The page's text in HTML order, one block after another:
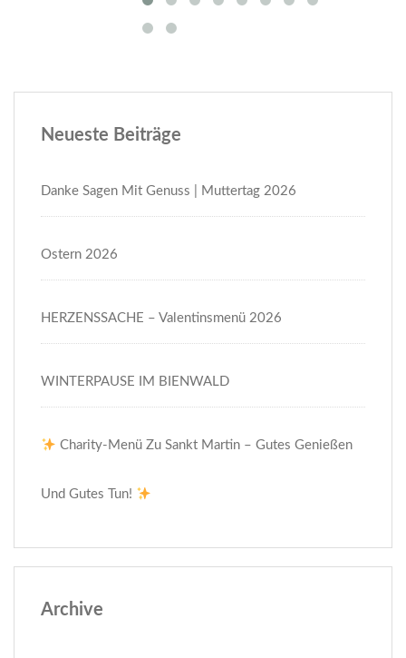
Neueste Beiträge
Danke Sagen Mit Genuss | Muttertag 2026
Ostern 2026
HERZENSSACHE – Valentinsmenü 2026
WINTERPAUSE IM BIENWALD
Charity-Menü Zu Sankt Martin – Gutes Genießen
Und Gutes Tun!
Archive